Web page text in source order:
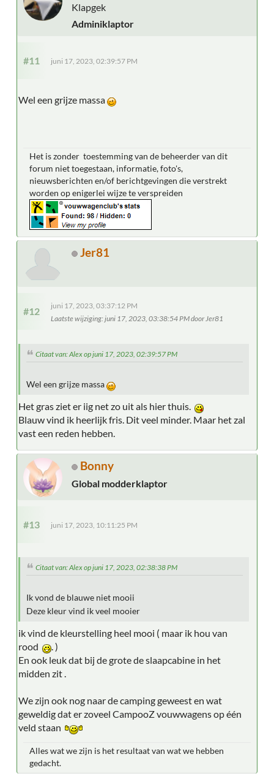
Klapgek
Adminiklaptor
#11 juni 17, 2023, 02:39:57 PM
Wel een grijze massa
Het is zonder toestemming van de beheerder van dit
forum niet toegestaan, informatie, foto's,
nieuwsberichten en/of berichtgevingen die verstrekt
worden op enigerlei wijze te verspreiden
Jer81
#12
juni 17, 2023, 03:37:12 PM
Laatste wijziging: juni 17, 2023, 03:38:54 PM door Jer81
Citaat van: Alex op juni 17, 2023, 02:39:57 PM
Wel een grijze massa
Het gras ziet er iig net zo uit als hier thuis.
Blauw vind ik heerlijk fris. Dit veel minder. Maar het zal
vast een reden hebben.
Bonny
Global modderklaptor
#13 juni 17, 2023, 10:11:25 PM
Citaat van: Alex op juni 17, 2023, 02:38:38 PM
Ik vond de blauwe niet mooii
Deze kleur vind ik veel mooier
ik vind de kleurstelling heel mooi ( maar ik hou van
rood
. )
En ook leuk dat bij de grote de slaapcabine in het
midden zit .
We zijn ook nog naar de camping geweest en wat
geweldig dat er zoveel CampooZ vouwwagens op één
veld staan
Alles wat we zijn is het resultaat van wat we hebben
gedacht.